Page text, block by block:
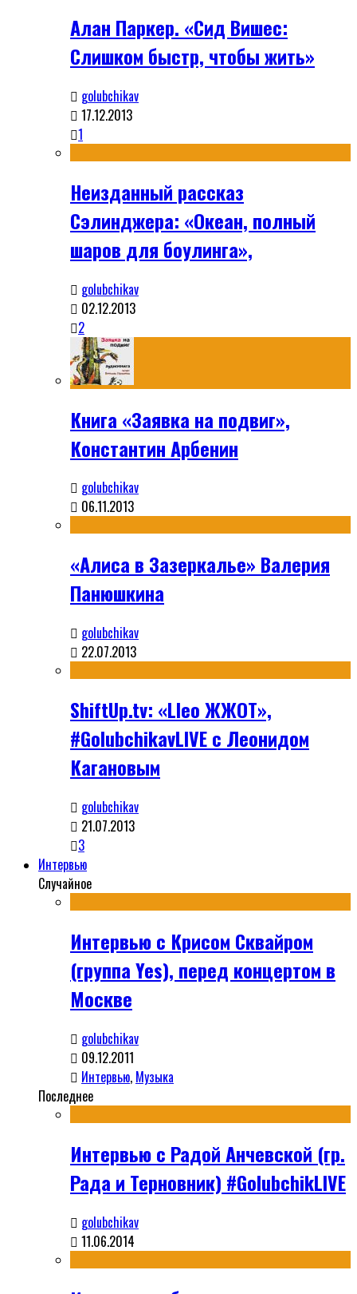
Алан Паркер. «Сид Вишес:
Слишком быстр, чтобы жить»
golubchikav
17.12.2013
1
Неизданный рассказ
Сэлинджера: «Океан, полный
шаров для боулинга»,
golubchikav
02.12.2013
2
Книга «Заявка на подвиг»,
Константин Арбенин
golubchikav
06.11.2013
«Алиса в Зазеркалье» Валерия
Панюшкина
golubchikav
22.07.2013
ShiftUp.tv: «Lleo ЖЖОТ»,
#GolubchikavLIVE с Леонидом
Кагановым
golubchikav
21.07.2013
3
Интервью
Случайное
Интервью с Крисом Сквайром
(группа Yes), перед концертом в
Москве
golubchikav
09.12.2011
Интервью, Музыка
Последнее
Интервью с Радой Анчевской (гр.
Рада и Терновник) #GolubchikLIVE
golubchikav
11.06.2014